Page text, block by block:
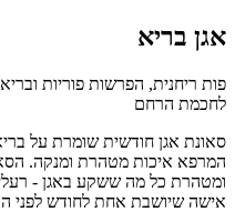
אגן בריא
פות ריחנית, הפרשות פוריות
לחכמת הרחם
סאונת אגן חודשית שומרת על
המרפא איכות מטהרת ומנקה.
ומטהרת כל מה ששקע באגן -
אישה שיושבת אחת לחודש לפני